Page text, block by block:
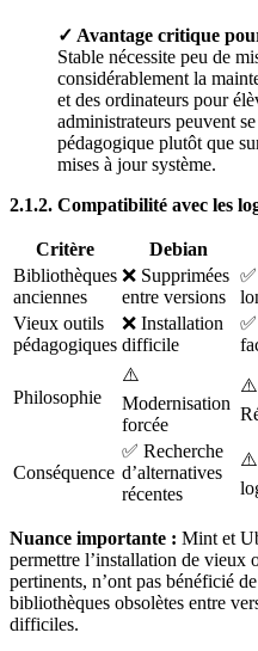
✓ Avantage critique
Stable nécessite peu de
considérablement la
et des ordinateurs pour
administrateurs peuvent
pédagogique plutôt que
mises à jour système.
2.1.2. Compatibilité avec les
Critère Debian
Bibliothèques
anciennes
❌ Supprimées
entre versions
Vieux outils
pédagogiques
❌ Installation
difficile
Philosophie
⚠️
Modernisation
forcée
⚠️
Conséquence
✅ Recherche
d’alternatives
récentes
⚠️
Nuance importante : Mint et
permettre l’installation de vieux
pertinents, n’ont pas bénéficié
bibliothèques obsolètes entre
difficiles.